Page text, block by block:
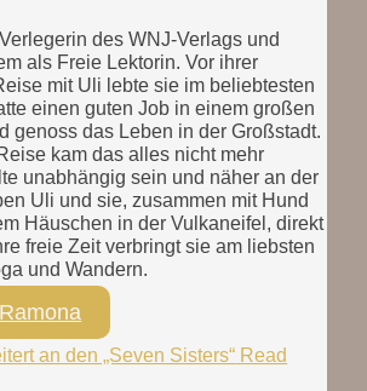
des WNJ-Verlags und
als Freie Lektorin. Vor ihrer
mit Uli lebte sie im beliebtesten
einen guten Job in einem großen
genoss das Leben in der Großstadt.
kam das alles nicht mehr
unabhängig sein und näher an der
Uli und sie, zusammen mit Hund
Häuschen in der Vulkaneifel, direkt
freie Zeit verbringt sie am liebsten
und Wandern.
an den „Seven Sisters“ Read